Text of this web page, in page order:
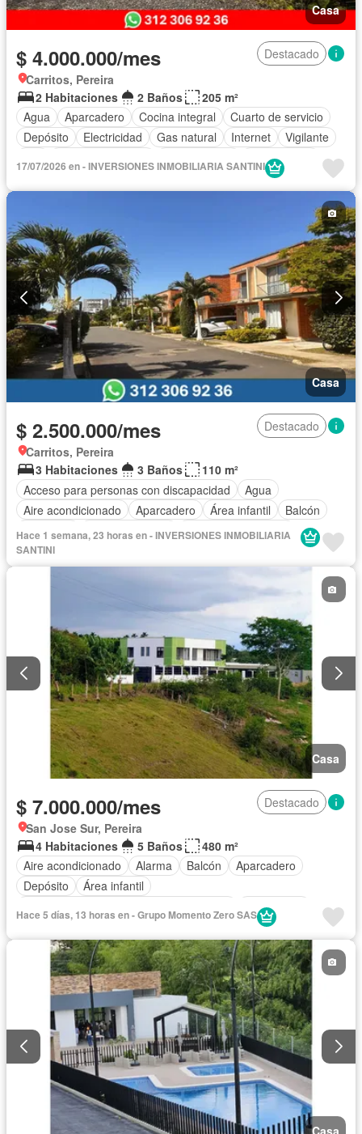
Casa
$ 4.000.000/mes
Destacado
Carritos, Pereira
2 Habitaciones
2 Baños
205 m²
Agua
Aparcadero Cocina integral
Cuarto de servicio
Depósito
Electricidad Gas natural Internet
Vigilante
Solo familias
17/07/2026 en - INVERSIONES INMOBILIARIA SANTINI
Casa
$ 2.500.000/mes
Destacado
Carritos, Pereira
3 Habitaciones
3 Baños
110 m²
Acceso para personas con discapacidad
Agua
Aire acondicionado
Aparcadero Área infantil
Balcón
Barbecue
Cancha de tenis
Caseta de vigilancia
Cocina integral
Gas natural
Gimnasio Internet Jacuzzi
Jardín
Tanque de agua
Permite mascotas Permite niños
Hace 1 semana, 23 horas en - INVERSIONES INMOBILIARIA
SANTINI
Casa
$ 7.000.000/mes
Destacado
San Jose Sur, Pereira
4 Habitaciones
5 Baños
480 m²
Aire acondicionado
Alarma Balcón
Aparcadero
Depósito
Área infantil
Electricidad
Chimenea
Barbecue
Gimnasio
Cocina integral Internet Jacuzzi
Ascensor
Gas natural
Estudio Vista panorámica
Sauna
Seguridad privada
Cuarto de servicio
Piscina
Cancha de tenis
Agua Patio
Hace 5 días, 13 horas en - Grupo Momento Zero SAS